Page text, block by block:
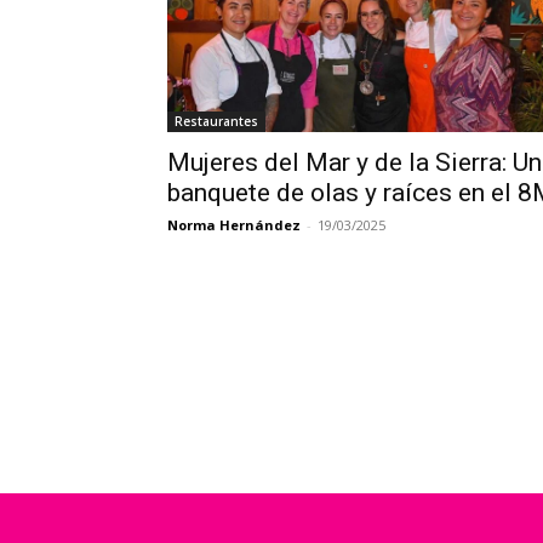
Restaurantes
Mujeres del Mar y de la Sierra: Un
banquete de olas y raíces en el
Norma Hernández - 19/03/2025